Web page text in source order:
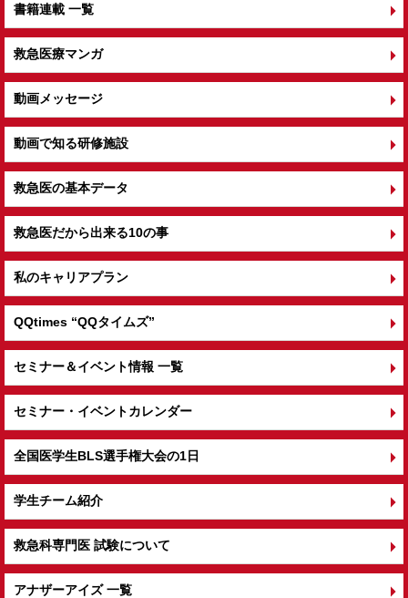
書籍連載 一覧
救急医療マンガ
動画メッセージ
動画で知る研修施設
救急医の基本データ
救急医だから出来る10の事
私のキャリアプラン
QQtimes “QQタイムズ”
セミナー＆イベント情報 一覧
セミナー・イベントカレンダー
全国医学生BLS選手権大会の1日
学生チーム紹介
救急科専門医 試験について
アナザーアイズ 一覧